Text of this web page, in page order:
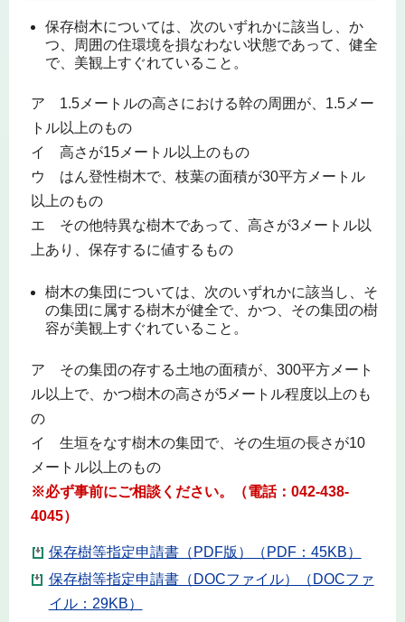
保存樹木については、次のいずれかに該当し、か
つ、周囲の住環境を損なわない状態であって、健全
で、美観上すぐれていること。
ア 1.5メートルの高さにおける幹の周囲が、1.5メー
トル以上のもの
イ 高さが15メートル以上のもの
ウ はん登性樹木で、枝葉の面積が30平方メートル
以上のもの
エ その他特異な樹木であって、高さが3メートル以
上あり、保存するに値するもの
樹木の集団については、次のいずれかに該当し、そ
の集団に属する樹木が健全で、かつ、その集団の樹
容が美観上すぐれていること。
ア その集団の存する土地の面積が、300平方メート
ル以上で、かつ樹木の高さが5メートル程度以上のも
の
イ 生垣をなす樹木の集団で、その生垣の長さが10
メートル以上のもの
※必ず事前にご相談ください。（電話：042-438-
4045）
保存樹等指定申請書（PDF版）（PDF：45KB）
保存樹等指定申請書（DOCファイル）（DOCファ
イル：29KB）